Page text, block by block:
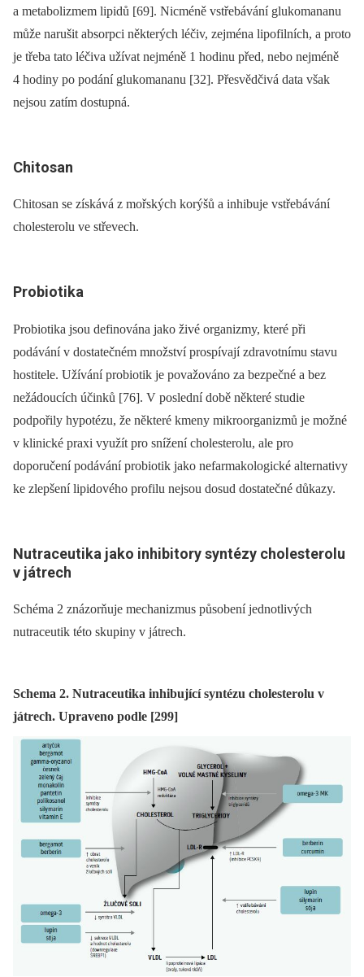
a metabolizmem lipidů [69]. Nicméně vstřebávání glukomananu
může narušit absorpci některých léčiv, zejména lipofilních, a proto
je třeba tato léčiva užívat nejméně 1 hodinu před, nebo nejméně
4 hodiny po podání glukomananu [32]. Přesvědčivá data však
nejsou zatím dostupná.
Chitosan
Chitosan se získává z mořských korýšů a inhibuje vstřebávání
cholesterolu ve střevech.
Probiotika
Probiotika jsou definována jako živé organizmy, které při
podávání v dostatečném množství prospívají zdravotnímu stavu
hostitele. Užívání probiotik je považováno za bezpečné a bez
nežádoucích účinků [76]. V poslední době některé studie
podpořily hypotézu, že některé kmeny mikroorganizmů je možné
v klinické praxi využít pro snížení cholesterolu, ale pro
doporučení podávání probiotik jako nefarmakologické alternativy
ke zlepšení lipidového profilu nejsou dosud dostatečné důkazy.
Nutraceutika jako inhibitory syntézy cholesterolu
v játrech
Schéma 2 znázorňuje mechanizmus působení jednotlivých
nutraceutik této skupiny v játrech.
Schema 2. Nutraceutika inhibující syntézu cholesterolu v
játrech. Upraveno podle [299]